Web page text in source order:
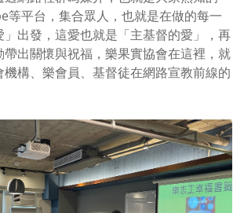
等平台，集合眾人，也就是在做的每一
出發，這愛也就是「主基督的愛」，再
出關懷與祝福，樂果實協會在這裡，就
構、樂會員、基督徒在網路宣教前線的